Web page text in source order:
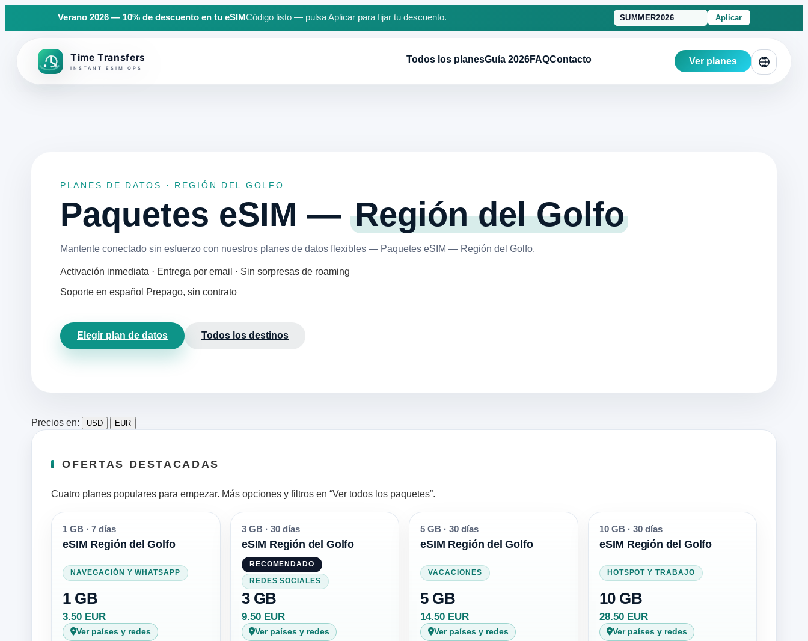
Verano 2026 — 10% de descuento en tu eSIMCódigo listo — pulsa Aplicar para fijar tu descuento. Aplicar
Back to top
Todos los planesGuía 2026FAQContacto Ver planes
PLANES DE DATOS · REGIÓN DEL GOLFO
Paquetes eSIM — Región del Golfo
Mantente conectado sin esfuerzo con nuestros planes de datos flexibles — Paquetes eSIM — Región del Golfo.
Activación inmediata · Entrega por email · Sin sorpresas de roaming
Soporte en español Prepago, sin contrato
Elegir plan de datos Todos los destinos
Precios en: USD EUR
OFERTAS DESTACADAS
Cuatro planes populares para empezar. Más opciones y filtros en “Ver todos los paquetes”.
1 GB · 7 días
eSIM Región del Golfo
NAVEGACIÓN Y WHATSAPP
1 GB
3.50 EUR
Ver países y redes
3 GB · 30 días
eSIM Región del Golfo
RECOMENDADO
REDES SOCIALES
3 GB
9.50 EUR
Ver países y redes
5 GB · 30 días
eSIM Región del Golfo
VACACIONES
5 GB
14.50 EUR
Ver países y redes
10 GB · 30 días
eSIM Región del Golfo
HOTSPOT Y TRABAJO
10 GB
28.50 EUR
Ver países y redes